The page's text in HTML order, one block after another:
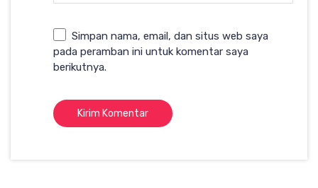
Simpan nama, email, dan situs web saya
pada peramban ini untuk komentar saya
berikutnya.